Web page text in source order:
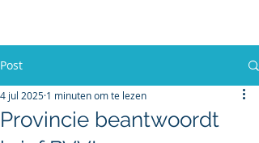
Post
Provincie beantwoordt
4 jul 2025 1 minuten om te lezen